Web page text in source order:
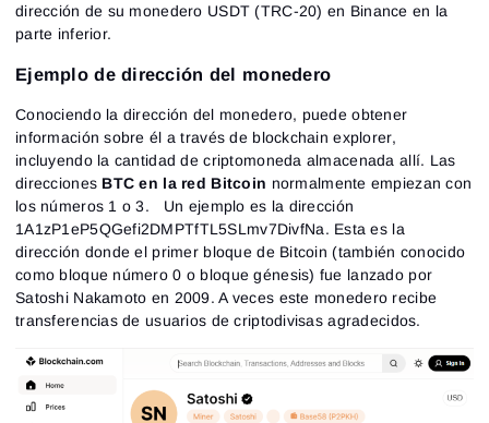
dirección de su monedero USDT (TRC-20) en Binance en la
parte inferior.
Ejemplo de dirección del monedero
Conociendo la dirección del monedero, puede obtener
información sobre él a través de blockchain explorer,
incluyendo la cantidad de criptomoneda almacenada allí. Las
direcciones BTC en la red Bitcoin normalmente empiezan con
los números 1 o 3. Un ejemplo es la dirección
1A1zP1eP5QGefi2DMPTfTL5SLmv7DivfNa. Esta es la
dirección donde el primer bloque de Bitcoin (también conocido
como bloque número 0 o bloque génesis) fue lanzado por
Satoshi Nakamoto en 2009. A veces este monedero recibe
transferencias de usuarios de criptodivisas agradecidos.